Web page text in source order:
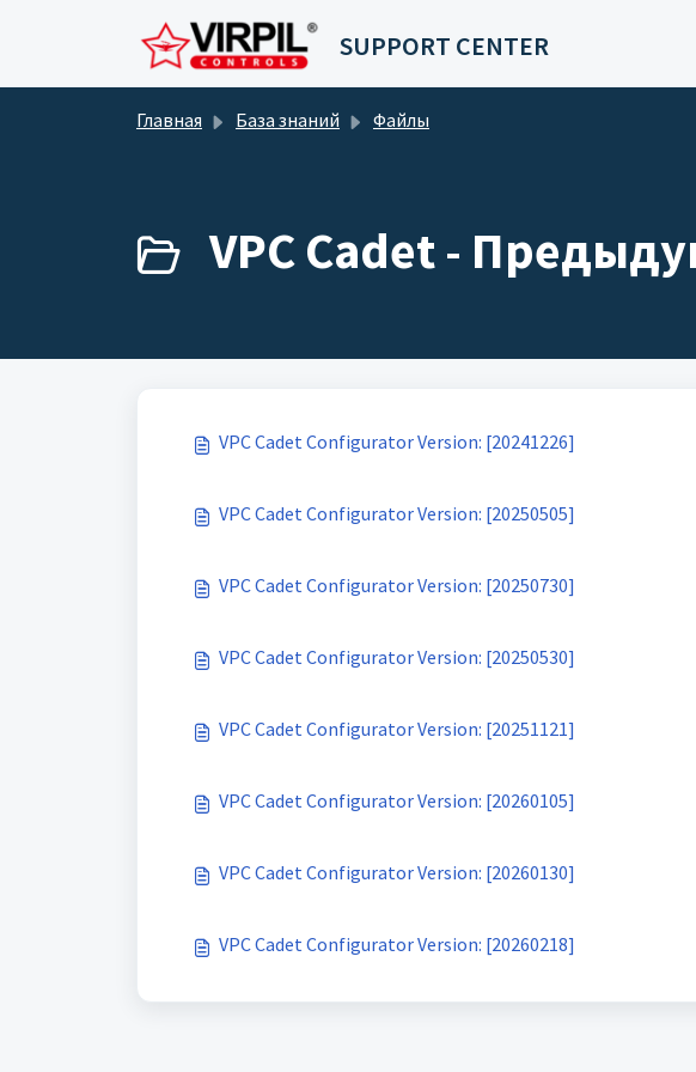
SUPPORT CENTER
Главная База знаний Файлы
VPC Cadet -
VPC Cadet Configurator Version: [20241226]
VPC Cadet Configurator Version: [20250505]
VPC Cadet Configurator Version: [20250730]
VPC Cadet Configurator Version: [20250530]
VPC Cadet Configurator Version: [20251121]
VPC Cadet Configurator Version: [20260105]
VPC Cadet Configurator Version: [20260130]
VPC Cadet Configurator Version: [20260218]